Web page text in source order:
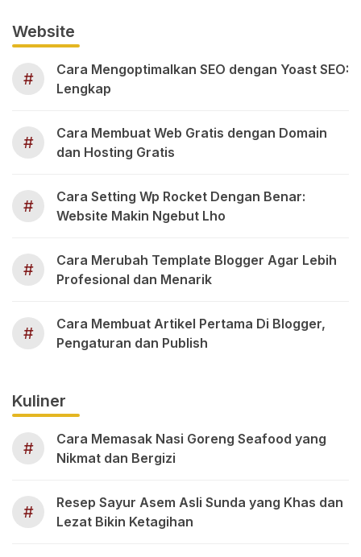
Website
#
Cara Mengoptimalkan SEO dengan Yoast SEO:
Lengkap
#
Cara Membuat Web Gratis dengan Domain
dan Hosting Gratis
#
Cara Setting Wp Rocket Dengan Benar:
Website Makin Ngebut Lho
#
Cara Merubah Template Blogger Agar Lebih
Profesional dan Menarik
#
Cara Membuat Artikel Pertama Di Blogger,
Pengaturan dan Publish
Kuliner
#
Cara Memasak Nasi Goreng Seafood yang
Nikmat dan Bergizi
#
Resep Sayur Asem Asli Sunda yang Khas dan
Lezat Bikin Ketagihan